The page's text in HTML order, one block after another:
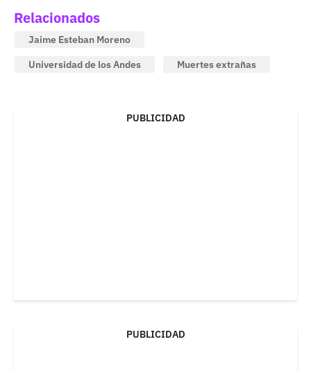
Relacionados
Jaime Esteban Moreno
Universidad de los Andes
Muertes extrañas
PUBLICIDAD
PUBLICIDAD